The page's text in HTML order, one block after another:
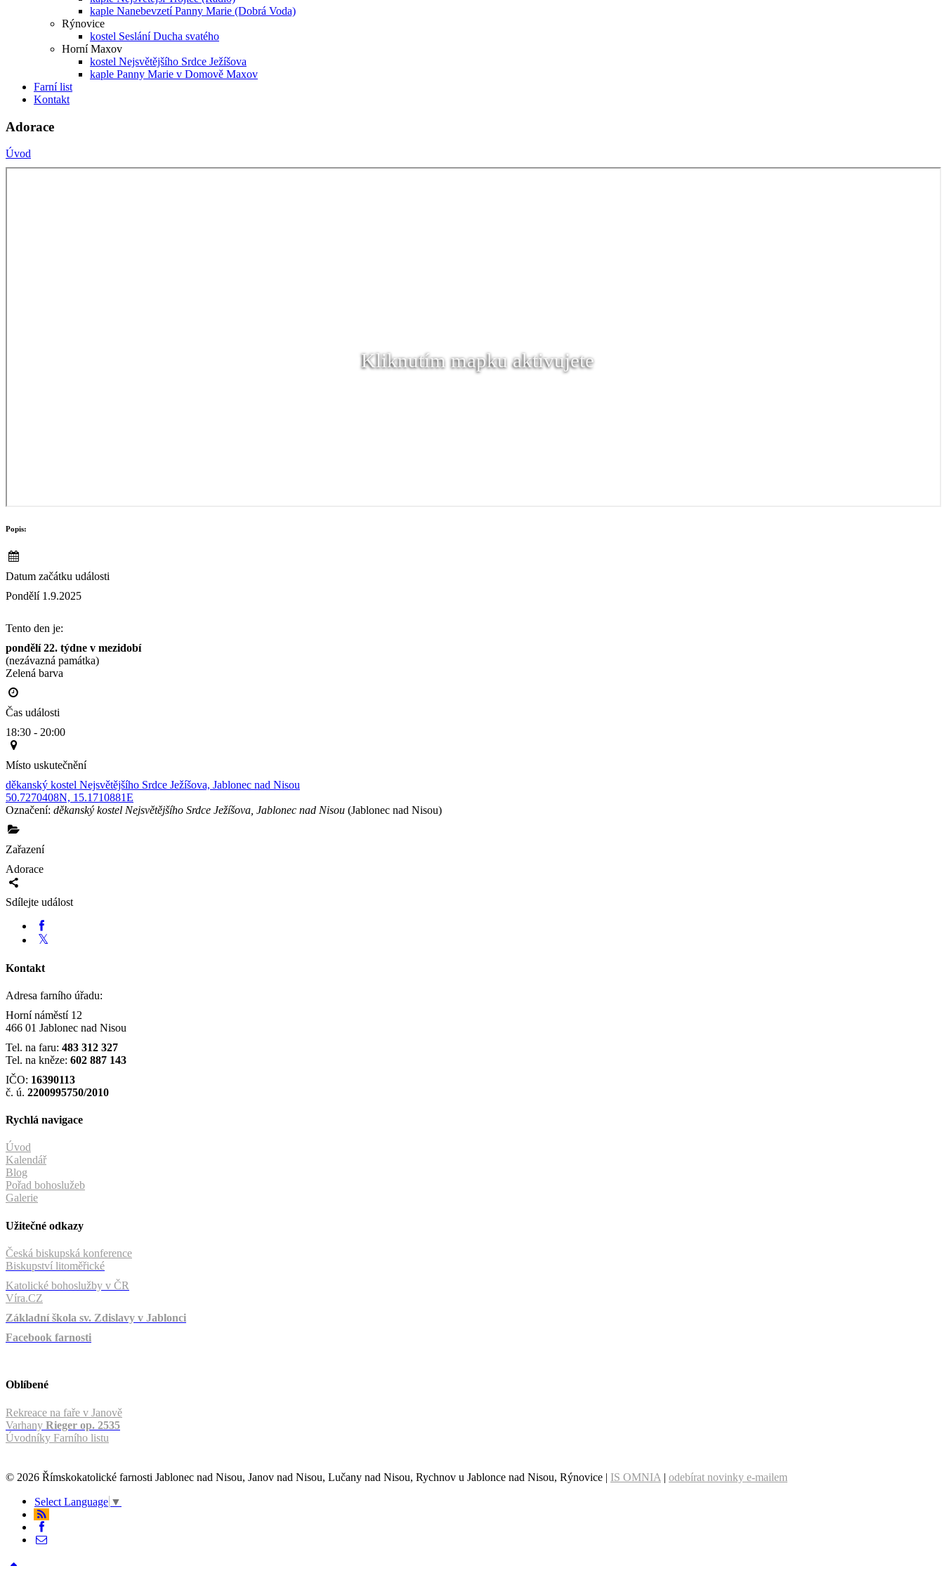
kaple Nanebevzetí Panny Marie (Dobrá Voda)
Rýnovice
kostel Seslání Ducha svatého
Horní Maxov
kostel Nejsvětějšího Srdce Ježíšova
kaple Panny Marie v Domově Maxov
Farní list
Kontakt
Adorace
Úvod
Kliknutím mapku aktivujete
Popis:
Datum začátku události
Pondělí 1.9.2025
Tento den je:
pondělí 22. týdne v mezidobí
(nezávazná památka)
Zelená barva
Čas události
18:30 - 20:00
Místo uskutečnění
děkanský kostel Nejsvětějšího Srdce Ježíšova, Jablonec nad Nisou
50.7270408N, 15.1710881E
Označení: děkanský kostel Nejsvětějšího Srdce Ježíšova, Jablonec nad Nisou (Jablonec nad Nisou)
Zařazení
Adorace
Sdílejte událost
Kontakt
Adresa farního úřadu:
Horní náměstí 12
466 01 Jablonec nad Nisou
Tel. na faru: 483 312 327
Tel. na kněze: 602 887 143
IČO: 16390113
č. ú. 2200995750/2010
Rychlá navigace
Úvod
Kalendář
Blog
Pořad bohoslužeb
Galerie
Užitečné odkazy
Česká biskupská konference
Biskupství litoměřické
Katolické bohoslužby v ČR
Víra.CZ
Základní škola sv. Zdislavy v Jablonci
Facebook farnosti
Oblíbené
Rekreace na faře v Janově
Varhany Rieger op. 2535
Úvodníky Farního listu
© 2026 Římskokatolické farnosti Jablonec nad Nisou, Janov nad Nisou, Lučany nad Nisou, Rychnov u Jablonce nad Nisou, Rýnovice | IS OMNIA | odebírat novinky e-mailem
Select Language ▼